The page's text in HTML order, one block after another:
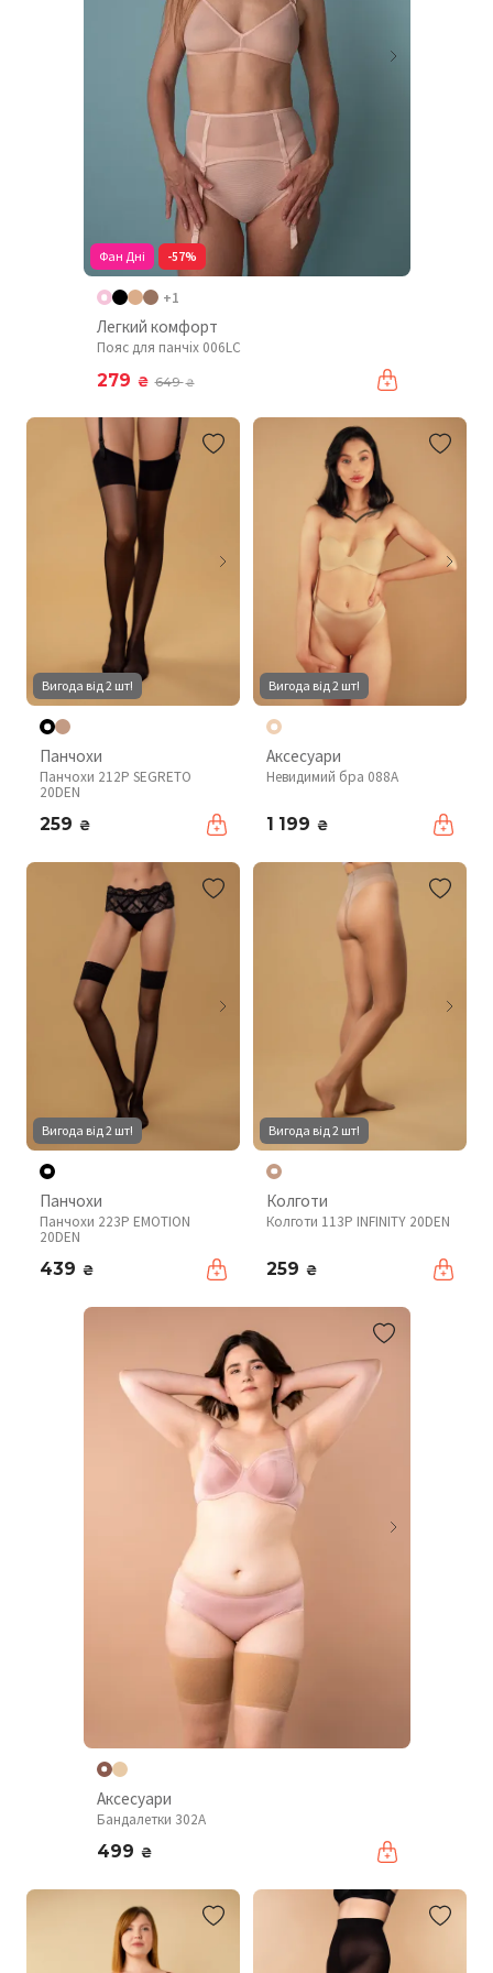
Фан Дні -57%
+1
Легкий комфорт
Пояс для панчіх 006LC
279 ₴ 649₴
Вигода від 2 шт!
Панчохи
Панчохи 212P SEGRETO
20DEN
259 ₴
Вигода від 2 шт!
Аксесуари
Невидимий бра 088A
1 199 ₴
Вигода від 2 шт!
Панчохи
Панчохи 223P EMOTION
20DEN
439 ₴
Вигода від 2 шт!
Колготи
Колготи 113P INFINITY 20DEN
259 ₴
Аксесуари
Бандалетки 302A
499 ₴